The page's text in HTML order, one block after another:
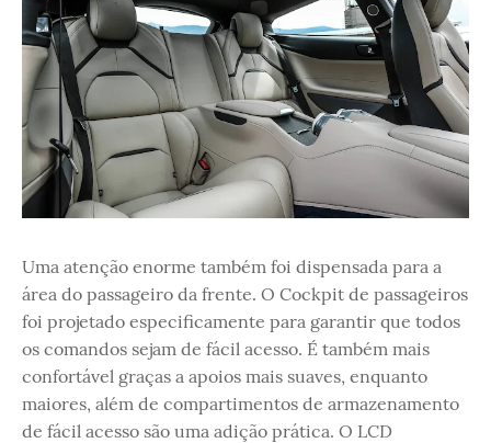
Uma atenção enorme também foi dispensada para a
área do passageiro da frente. O Cockpit de passageiros
foi projetado especificamente para garantir que todos
os comandos sejam de fácil acesso. É também mais
confortável ​​graças a apoios mais suaves, enquanto
maiores, além de compartimentos de armazenamento
de fácil acesso são uma adição prática. O LCD